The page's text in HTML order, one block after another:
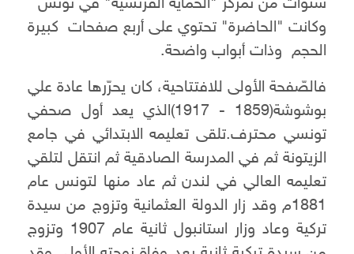
سنوات من تمركز "الحماية الفرنسيّة" في تونس
وكانت "الحاضرة" تحتوي على أربع صفحات كبيرة
الحجم وذات أبواب واضحة.
فالصّفحة الأولى للافتتاحية، كان يحرّرها عادة علي
بوشوشة(1859 - 1917)الذي يعد أول صحفي
تونسي محترف.تلقى تعليمه الابتدائي في جامع
الزيتونة ثم في المدرسة الصادقية ثم انتقل لتلقي
تعليمه العالي في لندن ثم عاد منها لتونس عام
1881م وقد زار الدولة العثمانية وتزوج من سيدة
تركية وعاد وزار استانبول ثانية عام 1907 وتزوج